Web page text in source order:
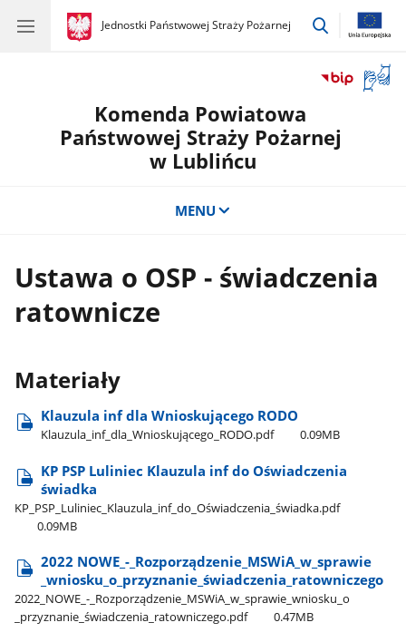
gov.pl
Jednostki Państwowej Straży Pożarnej
gov.pl
Jednostki
przejdź
okno
Komenda Powiatowa
Państwowej Straży Pożarnej
w Lublińcu
MENU
Ustawa o OSP - świadczenia
ratownicze
Materiały
Klauzula inf dla Wnioskującego RODO
Klauzula​_inf​_dla​_Wnioskującego​_RODO.pdf 0.09MB
KP PSP Luliniec Klauzula inf do Oświadczenia
świadka
KP​_PSP​_Luliniec​_Klauzula​_inf​_do​_Oświadczenia​_świadka.pdf
0.09MB
2022 NOWE​_-​_Rozporządzenie​_MSWiA​_w​_sprawie​
_wniosku​_o​_przyznanie​_świadczenia​_ratowniczego
2022​_NOWE​_-​_Rozporządzenie​_MSWiA​_w​_sprawie​_wniosku​_o​
_przyznanie​_świadczenia​_ratowniczego.pdf
0.47MB